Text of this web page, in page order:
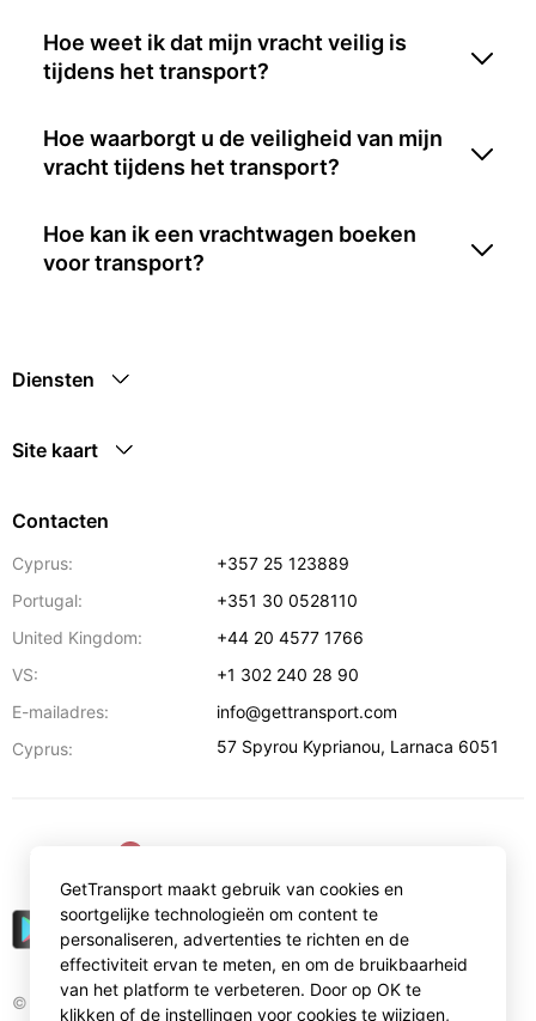
Hoe weet ik dat mijn vracht veilig is
tijdens het transport?
Hoe waarborgt u de veiligheid van mijn
vracht tijdens het transport?
Hoe kan ik een vrachtwagen boeken
voor transport?
Diensten
Site kaart
Contacten
Cyprus:
+357 25 123889
Portugal:
+351 30 0528110
United Kingdom:
+44 20 4577 1766
VS:
+1 302 240 28 90
E-mailadres:
info@gettransport.com
Cyprus:
57 Spyrou Kyprianou, Larnaca 6051
© Gettransport International Limited. GetTransport®
GetTransport maakt gebruik van cookies en
soortgelijke technologieën om content te
personaliseren, advertenties te richten en de
effectiviteit ervan te meten, en om de bruikbaarheid
van het platform te verbeteren. Door op OK te
klikken of de instellingen voor cookies te wijzigen,